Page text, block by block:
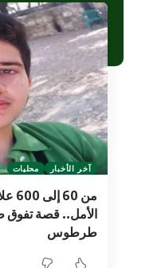
آخر الأخبار محليات
من
الأمل.. قصة تفوق
طرطوس